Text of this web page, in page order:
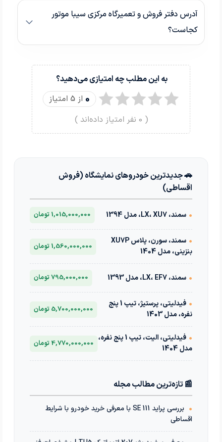
آدرس دفتر فروش و تعمیرگاه مرکزی سیبا موتور
کجاست؟
به این مطلب چه امتیازی می‌دهید؟
0 از 5 امتیاز
(
0 نفر امتیاز داده‌اند )
🚗 جدیدترین خودروهای نمایشگاه (فروش
اقساطی)
• سمند، LX، XU7، مدل 1394 1,015,000,000 تومان
•
سمند، سورن، پلاس XU7P
بنزینی، مدل 1404
1,560,000,000 تومان
• سمند، LX، EF7، مدل 1393 795,000,000 تومان
•
فیدلیتی، پرستیژ، تیپ 1 پنج
نفره، مدل 1403
5,700,000,000 تومان
•
فیدلیتی، الیت، تیپ 1 پنج نفره،
مدل 1404
4,770,000,000 تومان
📰 تازه‌ترین مطالب مجله
•
بررسی پراید 111 SE با معرفی خرید خودرو با شرایط
اقساطی